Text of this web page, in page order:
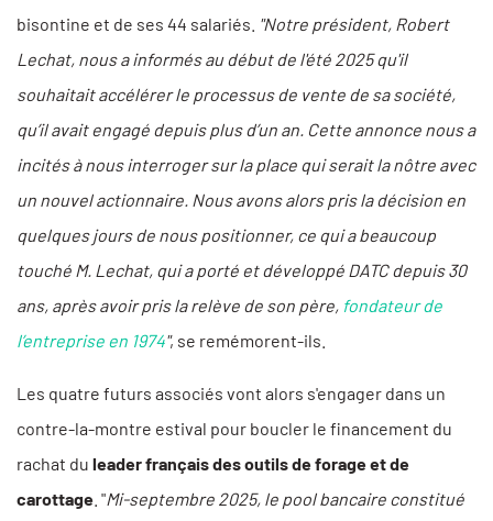
bisontine et de ses 44 salariés. "Notre président, Robert
Lechat, nous a informés au début de l'été 2025 qu'il
souhaitait accélérer le processus de vente de sa société,
qu’il avait engagé depuis plus d’un an. Cette annonce nous a
incités à nous interroger sur la place qui serait la nôtre avec
un nouvel actionnaire. Nous avons alors pris la décision en
quelques jours de nous positionner, ce qui a beaucoup
touché M. Lechat, qui a porté et développé DATC depuis 30
ans, après avoir pris la relève de son père, fondateur de
l’entreprise en 1974", se remémorent-ils.
Les quatre futurs associés vont alors s'engager dans un
contre-la-montre estival pour boucler le financement du
rachat du leader français des outils de forage et de
carottage . "Mi-septembre 2025, le pool bancaire constitué